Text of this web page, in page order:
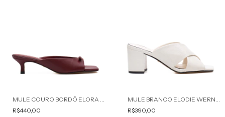
R$440,00
R$390,00